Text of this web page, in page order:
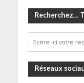
Recherchez…
Réseaux